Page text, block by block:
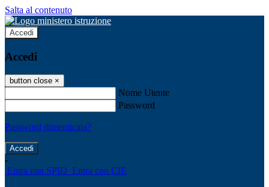
Salta al contenuto
Accedi
Accedi
button close ×
Nome Utente
Password
Password dimenticata?
-
Entra con SPID Entra con CIE